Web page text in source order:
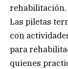
rehabilitación.
Las piletas
con
para
quienes